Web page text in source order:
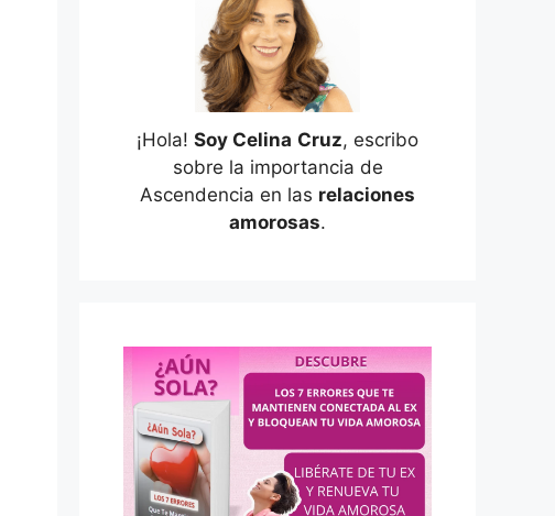
¡Hola! Soy Celina Cruz, escribo
sobre la importancia de
Ascendencia en las relaciones
amorosas.